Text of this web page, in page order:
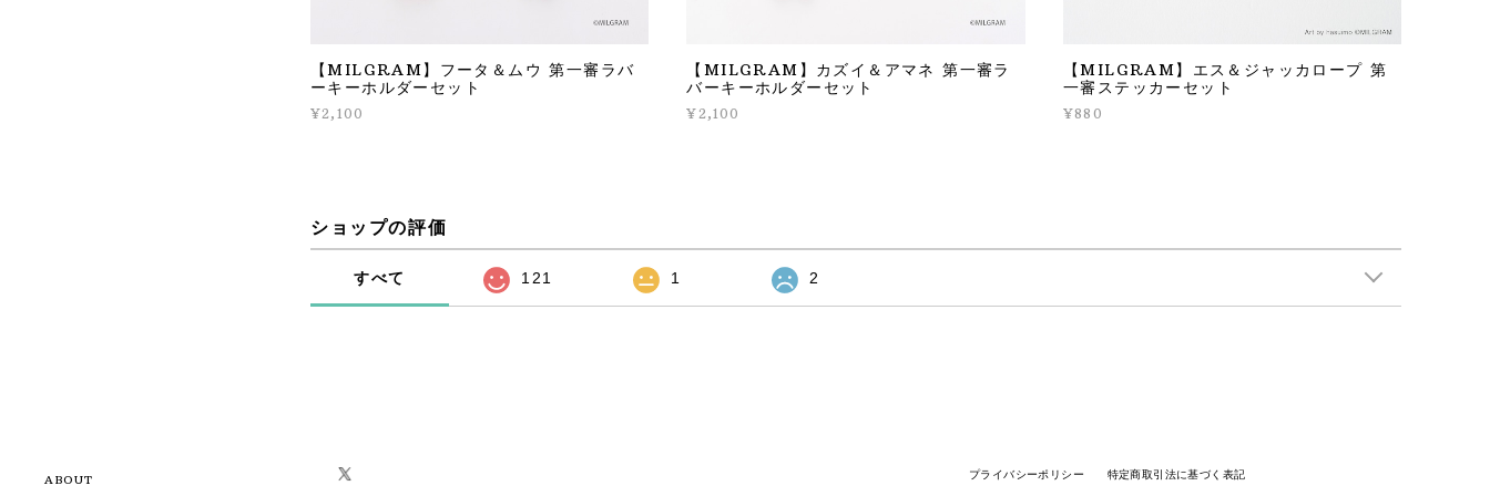
ABOUT
【MILGRAM】フータ＆ムウ 第一審ラバ
ーキーホルダーセット
¥2,100
【MILGRAM】カズイ＆アマネ 第一審ラ
バーキーホルダーセット
¥2,100
【MILGRAM】エス＆ジャッカロープ 第
一審ステッカーセット
¥880
ショップの評価
すべて 121 1 2
プライバシーポリシー 特定商取引法に基づく表記